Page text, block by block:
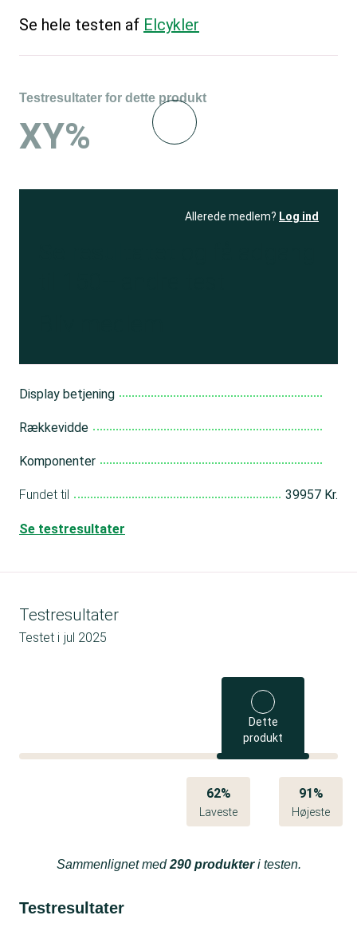
Se hele testen af Elcykler
Testresultater for dette produkt
XY%
Allerede medlem? Log ind
Display betjening
Rækkevidde
Komponenter
Fundet til 39957 Kr.
Se testresultater
Testresultater
Testet i jul 2025
Dette
produkt
62%
Laveste
91%
Højeste
Sammenlignet med290 produkteri testen.
Testresultater